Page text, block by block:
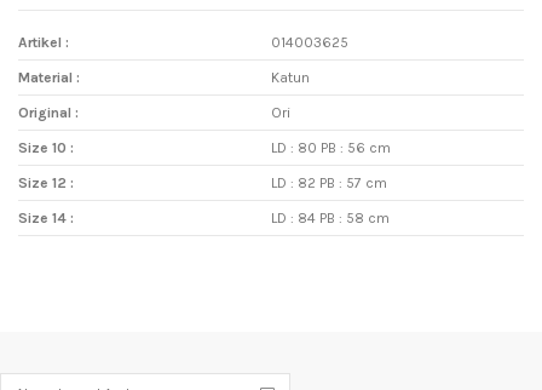
Artikel : 014003625
Material : Katun
Original : Ori
Size 10 : LD : 80 PB : 56 cm
Size 12 : LD : 82 PB : 57 cm
Size 14 : LD : 84 PB : 58 cm